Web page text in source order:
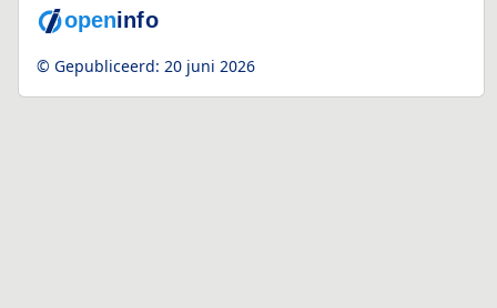
© Gepubliceerd: 20 juni 2026